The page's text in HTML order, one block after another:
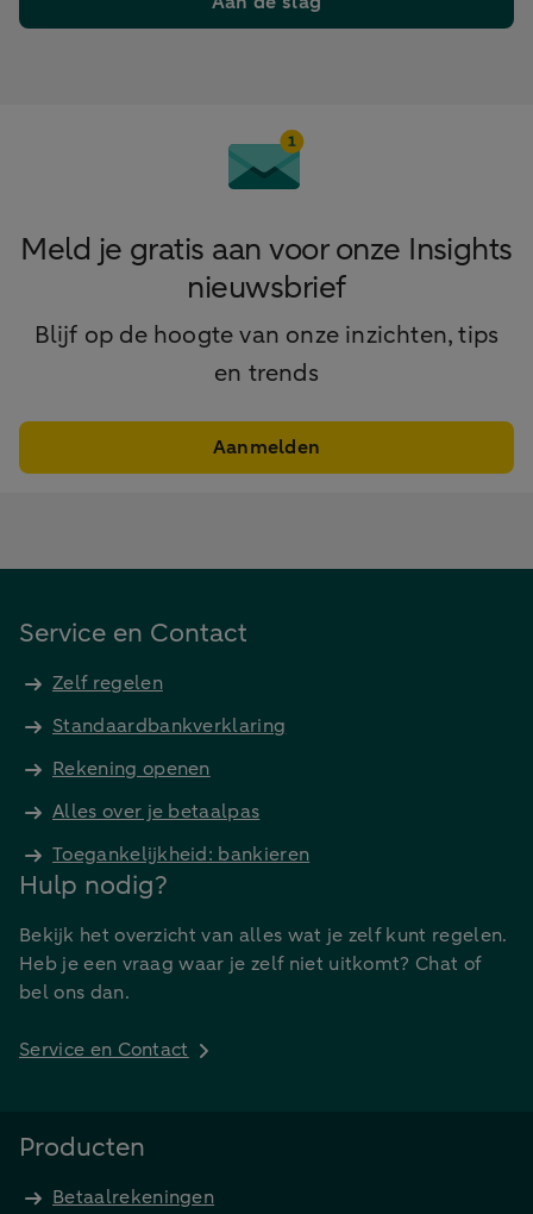
Meld je gratis aan voor onze Insights
nieuwsbrief
Blijf op de hoogte van onze inzichten, tips
en trends
Aanmelden
Service en Contact
Zelf regelen
Standaardbankverklaring
Rekening openen
Alles over je betaalpas
Toegankelijkheid: bankieren
Hulp nodig?
Bekijk het overzicht van alles wat je zelf kunt regelen.
Heb je een vraag waar je zelf niet uitkomt? Chat of
bel ons dan.
Service en Contact
Producten
Betaalrekeningen